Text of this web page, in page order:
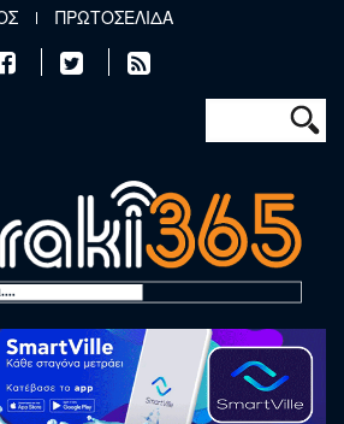
περιεχόμενο
ΠΡΩΤΟΣΕΛΙΔΑ
Φόρμα
Αναζήτηση